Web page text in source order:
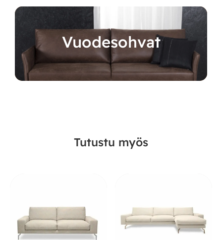
Vuodesohvat
Tutustu myös